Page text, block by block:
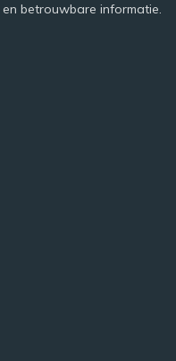
betrouwbare informatie.